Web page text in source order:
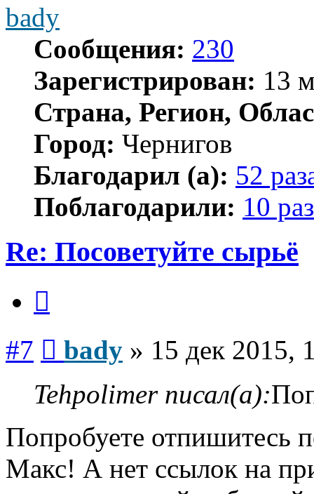
bady
Сообщения: 230
Зарегистрирован: 13
Страна, Регион,
Город: Чернигов
Благодарил (а): 52
Поблагодарили: 10 раз
Re: Посоветуйте сырьё
#7 bady » 15 дек 2015,
Tehpolimer писал(а):
Попробуете отпишитесь
Макс! А нет ссылок на